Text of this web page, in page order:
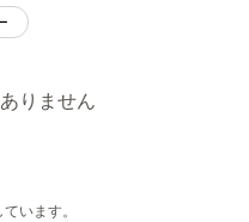
りません
います。